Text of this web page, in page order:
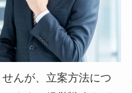
んが、立案方法につ